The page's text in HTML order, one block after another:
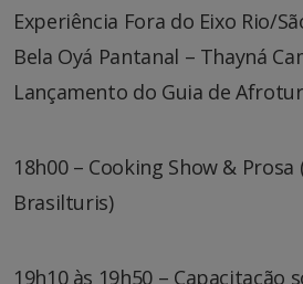
Experiência Fora do Eixo Rio/
Bela Oyá Pantanal – Thayná
Lançamento do Guia de
18h00 – Cooking Show & Prosa
Brasilturis)
19h10 às 19h50 – Capacitação